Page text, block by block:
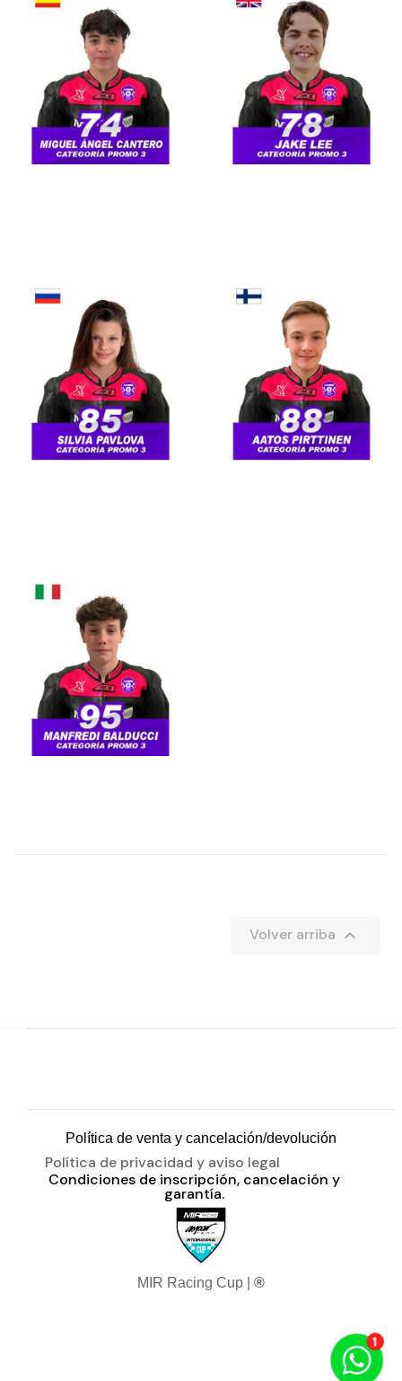
Volver arriba 
Política de venta y cancelación/devolución
Política de privacidad y aviso legal
Condiciones de inscripción, cancelación y
garantía.
MIR Racing Cup | ®